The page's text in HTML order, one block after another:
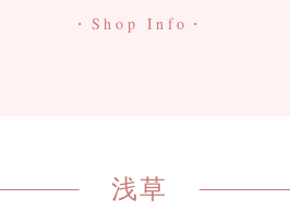
・Shop Info・
浅草